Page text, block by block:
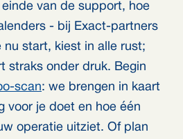
van de support, hoe
- bij Exact-partners
nu start, kiest in alle rust;
straks onder druk. Begin
scan: we brengen in kaart
voor je doet en hoe één
operatie uitziet. Of plan